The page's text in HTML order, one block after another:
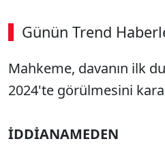
Günün Trend
Mahkeme, davanın ilk
2024'te görülmesini
İDDİANAMEDEN